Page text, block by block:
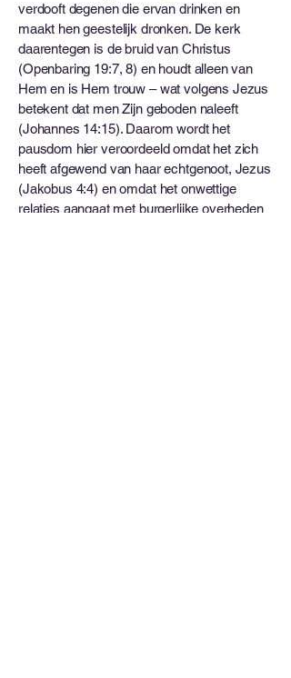
verdooft degenen die ervan drinken en
maakt hen geestelijk dronken. De kerk
daarentegen is de bruid van Christus
(Openbaring 19:7, 8) en houdt alleen van
Hem en is Hem trouw – wat volgens Jezus
betekent dat men Zijn geboden naleeft
(Johannes 14:15). Daarom wordt het
pausdom hier veroordeeld omdat het zich
heeft afgewend van haar echtgenoot, Jezus
(Jakobus 4:4) en omdat het onwettige
relaties aangaat met burgerlijke overheden